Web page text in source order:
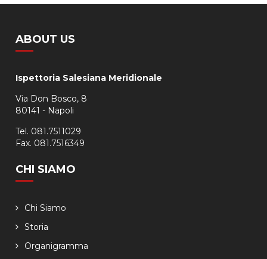
ABOUT US
Ispettoria Salesiana Meridionale
Via Don Bosco, 8
80141 - Napoli
Tel. 081.7511029
Fax. 081.7516349
CHI SIAMO
Chi Siamo
Storia
Organigramma